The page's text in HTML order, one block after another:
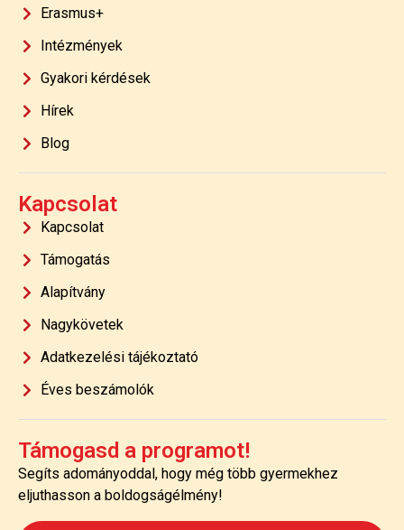
Erasmus+
Intézmények
Gyakori kérdések
Hírek
Blog
Kapcsolat
Kapcsolat
Támogatás
Alapítvány
Nagykövetek
Adatkezelési tájékoztató
Éves beszámolók
Támogasd a programot!
Segíts adományoddal, hogy még több gyermekhez
eljuthasson a boldogságélmény!